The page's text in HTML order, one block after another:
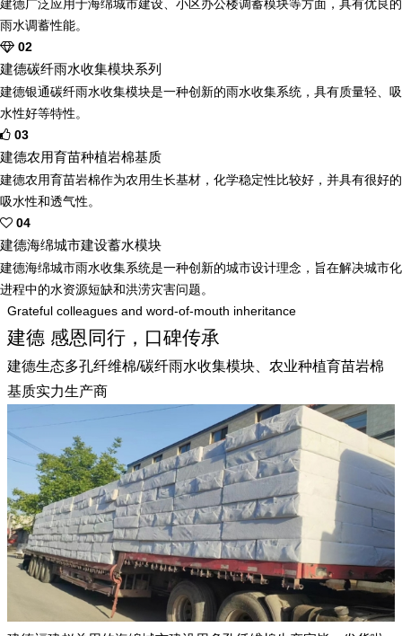
建德广泛应用于海绵城市建设、小区办公楼调蓄模块等方面，具有优良的
雨水调蓄性能。
02
建德碳纤雨水收集模块系列
建德银通碳纤雨水收集模块是一种创新的雨水收集系统，具有质量轻、吸
水性好等特性。
03
建德农用育苗种植岩棉基质
建德农用育苗岩棉作为农用生长基材，化学稳定性比较好，并具有很好的
吸水性和透气性。
04
建德海绵城市建设蓄水模块
建德海绵城市雨水收集系统是一种创新的城市设计理念，旨在解决城市化
进程中的水资源短缺和洪涝灾害问题。
Grateful colleagues and word-of-mouth inheritance
建德 感恩同行，口碑传承
建德生态多孔纤维棉/碳纤雨水收集模块、农业种植育苗岩棉
基质实力生产商